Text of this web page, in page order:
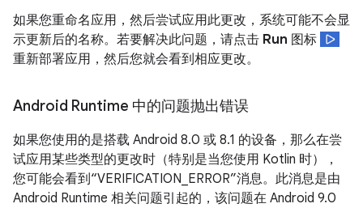
如果您重命名应用，然后尝试应用此更改，系统可能不会显
示更新后的名称。若要解决此问题，请点击 Run 图标
重新部署应用，然后您就会看到相应更改。
Android Runtime 中的问题抛出错误
如果您使用的是搭载 Android 8.0 或 8.1 的设备，那么在尝
试应用某些类型的更改时（特别是当您使用 Kotlin 时），
您可能会看到“VERIFICATION_ERROR”消息。此消息是由
Android Runtime 相关问题引起的，该问题在 Android 9.0